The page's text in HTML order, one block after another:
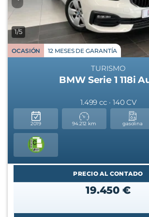
1/5
OCASIÓN 12 MESES DE GARANTÍA
TURISMO
BMW Serie 1 118i
1.499 cc · 140 CV
2019 94.212 km gasolina
PRECIO AL CONTADO
19.450 €